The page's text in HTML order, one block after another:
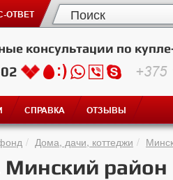
ОТВЕТ
консультации по
+375
СПРАВКА ОТЗЫВЫ
Дома, дачи, коттеджи
Минский район